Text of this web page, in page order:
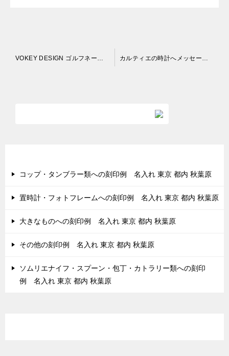
ョ
VOKEY DESIGN ゴルフネームプレート 名入れ 東京 都内 秋葉原 カルティエの時計へメッセージ 名入れ 東京 都内 秋葉原
コップ・タンブラー類への刻印例 名入れ 東京 都内 秋葉原
置時計・フォトフレームへの刻印例 名入れ 東京 都内 秋葉原
大きなものへの刻印例 名入れ 東京 都内 秋葉原
その他の刻印例 名入れ 東京 都内 秋葉原
ソムリエナイフ・スプーン・包丁・カトラリー類への刻印
例 名入れ 東京 都内 秋葉原